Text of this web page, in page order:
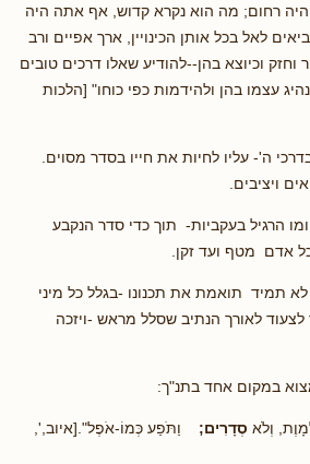
רחום; מה הוא נקרא קדוש, אף אתה היה
לאל בכל אותן הכינויין, ארך אפיים ורב
וחזק וכיוצא בהן--להודיע שאלו דרכים טובים
עצמו בהן ולהידמות כפי כוחו" [הלכות
ה'- עליו לחיות את חייו בסדר מסוים.
ויציבים.
הרגיל בעקביות- תוך כדי סדר הנקבע
אדם מטף ועד זקן.
תמיד תואמת את תכנונו -בגלל כל מיני
לאורך הנתיב שסלל מראש -ויזכה
במקום אחד בתנ"ך:
וְלֹא סְדָרִים; וַתֹּפַע כְּמוֹ-אֹפֶל".[איוב,',